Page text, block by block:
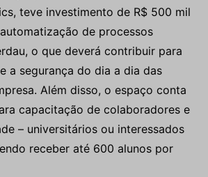
teve investimento de R$ 500 mil
de processos
o que deverá contribuir para
a segurança do dia a dia das
Além disso, o espaço conta
capacitação de colaboradores e
– universitários ou interessados
receber até 600 alunos por